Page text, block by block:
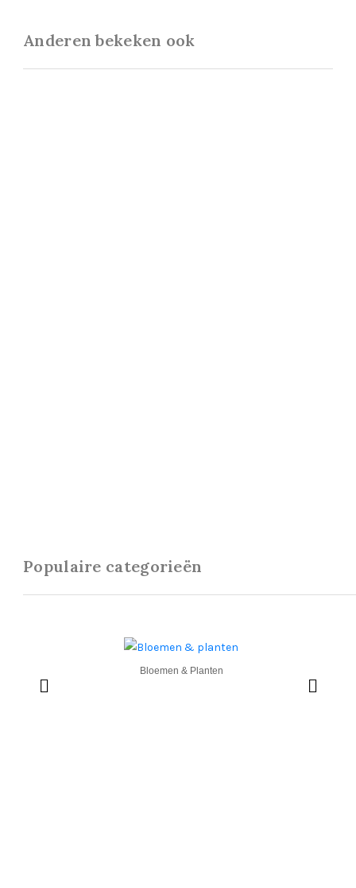
Anderen bekeken ook
Populaire categorieën
Bloemen & Planten